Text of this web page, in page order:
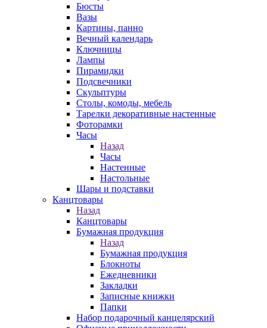
Бюсты
Вазы
Картины, панно
Вечный календарь
Ключницы
Лампы
Пирамидки
Подсвечники
Скульптуры
Столы, комоды, мебель
Тарелки декоративные настенные
Фоторамки
Часы
Назад
Часы
Настенные
Настольные
Шары и подставки
Канцтовары
Назад
Канцтовары
Бумажная продукция
Назад
Бумажная продукция
Блокноты
Ежедневники
Закладки
Записные книжки
Папки
Набор подарочный канцелярский